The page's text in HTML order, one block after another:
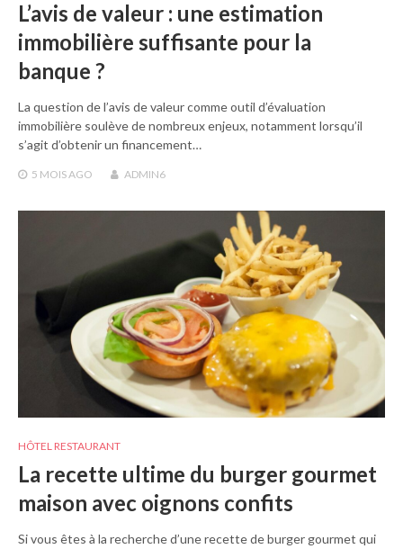
L’avis de valeur : une estimation
immobilière suffisante pour la
banque ?
La question de l’avis de valeur comme outil d’évaluation
immobilière soulève de nombreux enjeux, notamment lorsqu’il
s’agit d’obtenir un financement…
5 MOIS AGO ADMIN6
HÔTEL RESTAURANT
La recette ultime du burger gourmet
maison avec oignons confits
Si vous êtes à la recherche d’une recette de burger gourmet qui